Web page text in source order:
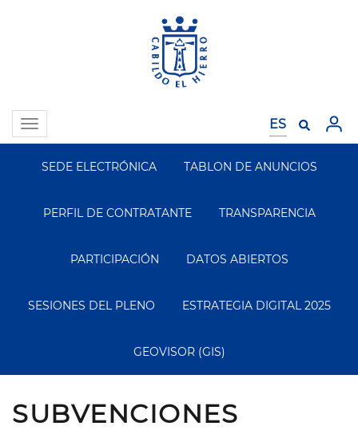
Toggle
navigation
Segundo
Menu
SEDE ELECTRÓNICA TABLON DE ANUNCIOS
PERFIL DE CONTRATANTE TRANSPARENCIA
PARTICIPACIÓN DATOS ABIERTOS
SESIONES DEL PLENO ESTRATEGIA DIGITAL 2025
GEOVISOR (GIS)
SUBVENCIONES